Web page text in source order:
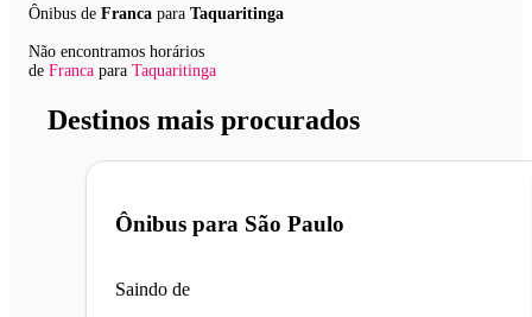
Ônibus de Franca para Taquaritinga
Não encontramos horários
de Franca para Taquaritinga
Destinos mais procurados
Ônibus para São Paulo
Saindo de